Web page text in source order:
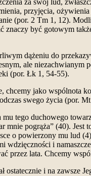
za swój lud,
przyjęcia,
(por. 2 Tm 1, 12).
być gotowym
dążeniu do
ale niezachwianym
(por. Łk 1, 54-55).
jako wspólnota
swego życia (por.
tego duchowego
pogrąża” (40).
o powierzony mu lud
i
przez lata. Chcemy
i na zawsze